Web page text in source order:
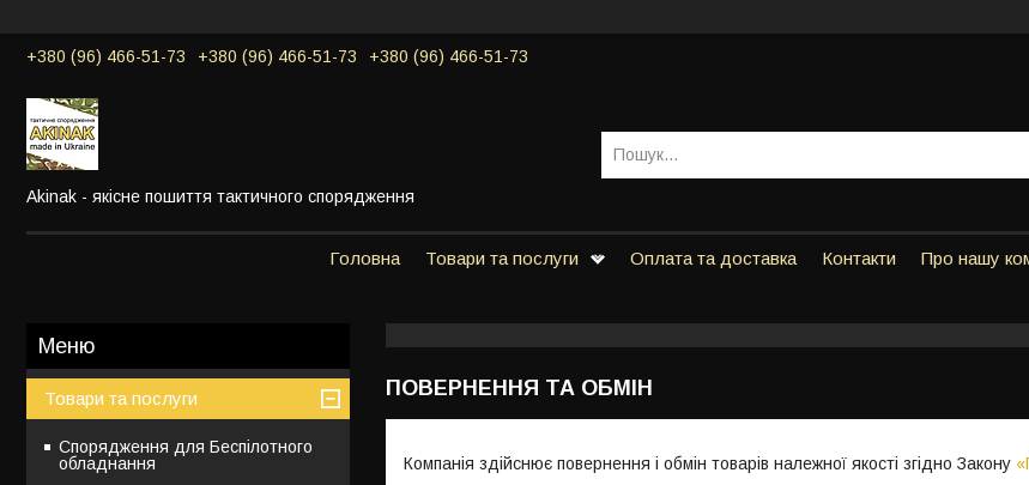
+380 (96) 466-51-73 +380 (96) 466-51-73 +380 (96) 466-51-73
Akinak - якісне пошиття тактичного спорядження
Головна Товари та послуги Оплата та доставка Контакти Про нашу
ПОВЕРНЕННЯ ТА ОБМІН
Компанія здійснює повернення і обмін товарів належної якості згідно Закону
Товари та послуги
Спорядження для Беспілотного
обладнання